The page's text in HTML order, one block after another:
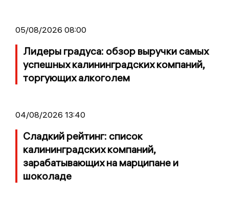
05/08/2026 08:00
Лидеры градуса: обзор выручки самых
успешных калининградских компаний,
торгующих алкоголем
04/08/2026 13:40
Сладкий рейтинг: список
калининградских компаний,
зарабатывающих на марципане и
шоколаде